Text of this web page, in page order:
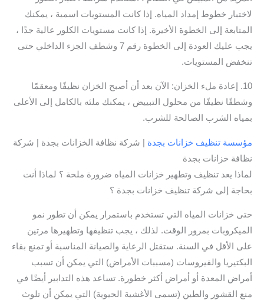
لاختبار خطوط إمداد المياه. إذا كانت المستويات اسمية ، يمكنك
المتابعة إلى الخطوة الأخيرة. إذا كانت مستويات الكلور عالية جدًا ،
يجب عليك العودة إلى الخطوة رقم 7 وشطف الجزء الداخلي حتى
تنخفض المستويات.
10. إعادة ملء الخزان: الآن بعد أن أصبح الخزان نظيفًا ومعقمًا
وشطفًا نظيفًا من محلول التبييض ، يمكنك ملئه بالكامل إلى الأعلى
بمياه الشرب الصالحة للشرب.
مؤسسة تنظيف خزانات بجدة | شركة نظافة الخزانات بجدة | شركة
نظافة خزانات بجدة
لماذا يعد تنظيف وتطهير خزانات المياه ضرورة ملحة ؟ لماذا أنت
بحاجة إلى شركة تنظيف خزانات بجدة ؟
حتى خزانات المياه التي تستخدم باستمرار يمكن أن تطور نمو
الميكروبات بمرور الوقت. لذلك ، يجب تنظيفها وتطهيرها مرتين
على الأقل في السنة. ستقتل الرعاية والصيانة المناسبة أو تمنع بقاء
البكتيريا والفيروسات (مسببات الأمراض) التي يمكن أن تسبب
أمراض المعدة أو أمراض أكثر خطورة. تساعد هذه التدابير أيضًا في
منع القشور والطين (تسمى الأغشية الحيوية) التي يمكن أن تلوث